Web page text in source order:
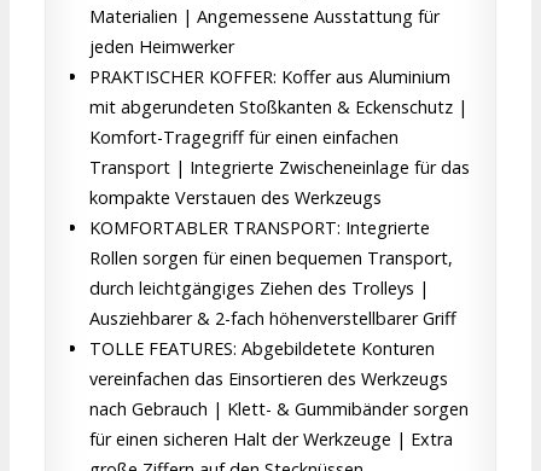
Materialien | Angemessene Ausstattung für
jeden Heimwerker
PRAKTISCHER KOFFER: Koffer aus Aluminium
mit abgerundeten Stoßkanten & Eckenschutz |
Komfort-Tragegriff für einen einfachen
Transport | Integrierte Zwischeneinlage für das
kompakte Verstauen des Werkzeugs
KOMFORTABLER TRANSPORT: Integrierte
Rollen sorgen für einen bequemen Transport,
durch leichtgängiges Ziehen des Trolleys |
Ausziehbarer & 2-fach höhenverstellbarer Griff
TOLLE FEATURES: Abgebildetete Konturen
vereinfachen das Einsortieren des Werkzeugs
nach Gebrauch | Klett- & Gummibänder sorgen
für einen sicheren Halt der Werkzeuge | Extra